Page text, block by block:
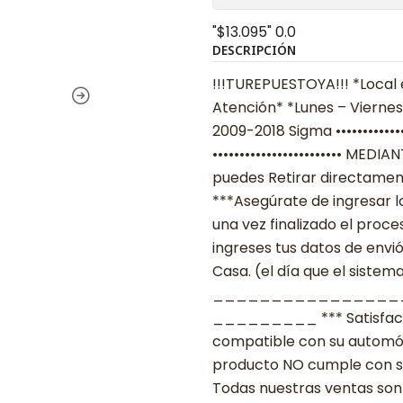
"$13.095"0.0
DESCRIPCIÓN
!!!TUREPUESTOYA!!!
Atención* *Lunes –
2009-2018 Sigma
••••••••••••••••••••••••
puedes Retirar
***Asegúrate de ingresar
una vez finalizado el
ingreses tus datos de
Casa. (el día que el
_________ ***
compatible con su
producto NO cumple con
Todas nuestras ventas